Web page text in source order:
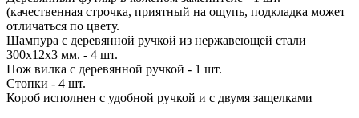
(качественная строчка, приятный на ощупь, подкладка может
отличаться по цвету.
Шампура с деревянной ручкой из нержавеющей стали
300х12х3 мм. - 4 шт.
Нож вилка с деревянной ручкой - 1 шт.
Стопки - 4 шт.
Короб исполнен с удобной ручкой и с двумя защелками